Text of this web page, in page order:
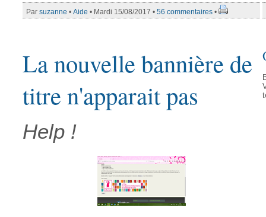
Par suzanne • Aide • Mardi 15/08/2017 • 56 commentaires •
La nouvelle bannière de
titre n'apparait pas
Help !